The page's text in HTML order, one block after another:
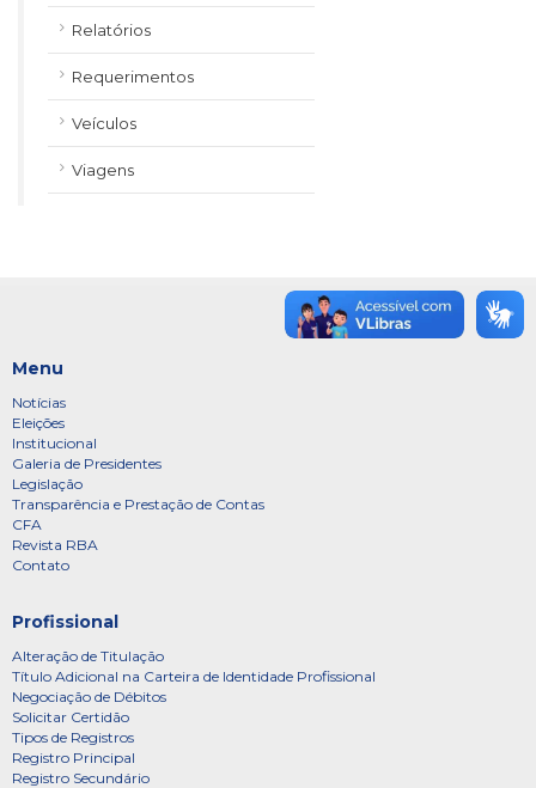
Relatórios
Requerimentos
Veículos
Viagens
Menu
Notícias
Eleições
Institucional
Galeria de Presidentes
Legislação
Transparência e Prestação de Contas
CFA
Revista RBA
Contato
Profissional
Alteração de Titulação
Título Adicional na Carteira de Identidade Profissional
Negociação de Débitos
Solicitar Certidão
Tipos de Registros
Registro Principal
Registro Secundário